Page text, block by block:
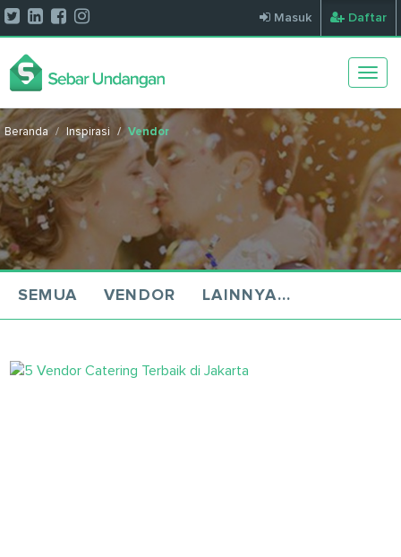
Masuk Daftar
Beranda Inspirasi Vendor
SEMUA VENDOR LAINNYA...